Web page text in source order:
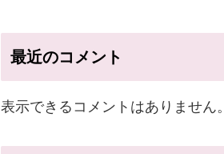
最近のコメント
表示できるコメントはありません。